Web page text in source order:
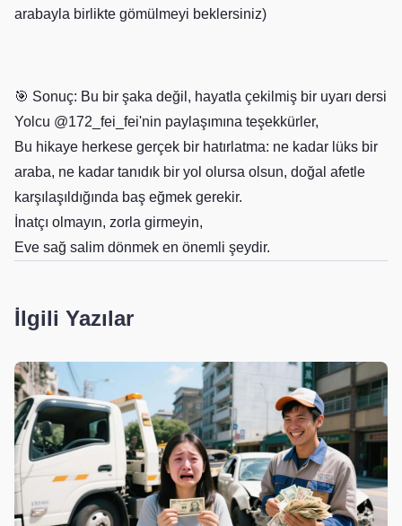
arabayla birlikte gömülmeyi beklersiniz)
🎯 Sonuç: Bu bir şaka değil, hayatla çekilmiş bir uyarı dersi
Yolcu @172_fei_fei'nin paylaşımına teşekkürler,
Bu hikaye herkese gerçek bir hatırlatma: ne kadar lüks bir
araba, ne kadar tanıdık bir yol olursa olsun, doğal afetle
karşılaşıldığında baş eğmek gerekir.
İnatçı olmayın, zorla girmeyin,
Eve sağ salim dönmek en önemli şeydir.
İlgili Yazılar